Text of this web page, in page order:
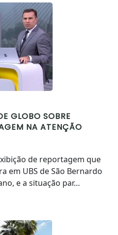
GLOBO SOBRE
NA ATENÇÃO
de reportagem que
em UBS de São Bernardo
e a situação par…